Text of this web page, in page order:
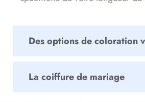
Des options de coloration
La coiffure de mariage